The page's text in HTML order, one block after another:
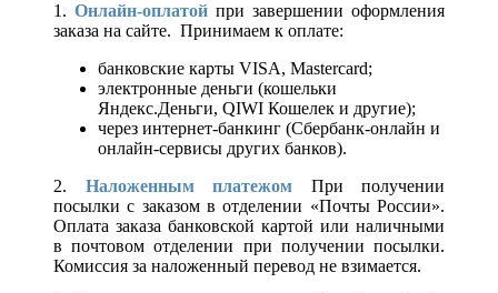
1. Онлайн-оплатой при завершении оформления
заказа на сайте. Принимаем к оплате:
банковские карты VISA, Mastercard;
электронные деньги (кошельки
Яндекс.Деньги, QIWI Кошелек и другие);
через интернет-банкинг (Сбербанк-онлайн и
онлайн-сервисы других банков).
2. Наложенным платежом При получении
посылки с заказом в отделении «Почты России».
Оплата заказа банковской картой или наличными
в почтовом отделении при получении посылки.
Комиссия за наложенный перевод не взимается.